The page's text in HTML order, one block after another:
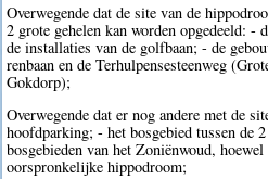
Overwegende dat de site van de
2 grote gehelen kan worden opgedeeld: -
de installaties van de golfbaan; - de
renbaan en de Terhulpensesteenweg
Gokdorp);
Overwegende dat er nog andere met de
hoofdparking; - het bosgebied tussen de
bosgebieden van het Zoniënwoud,
oorspronkelijke hippodroom;